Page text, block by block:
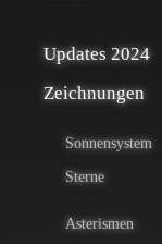
Updates 2024
Zeichnungen
Sonnensystem
Sterne
Asterismen